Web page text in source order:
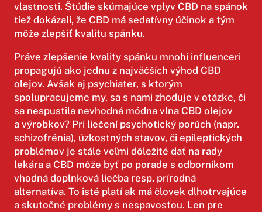
vlastnosti. Štúdie skúmajúce vplyv CBD na spánok
tiež dokázali, že CBD má sedatívny účinok a tým
môže zlepšiť kvalitu spánku.
Práve zlepšenie kvality spánku mnohí influenceri
propagujú ako jednu z najväčších výhod CBD
olejov. Avšak aj psychiater, s ktorým
spolupracujeme my, sa s nami zhoduje v otázke, či
sa nespustila nevhodná módna vlna CBD olejov
a výrobkov? Pri liečení psychotický porúch (napr.
schizofrénia), úzkostných stavov, či epileptických
problémov je stále veľmi dôležité dať na rady
lekára a CBD môže byť po porade s odborníkom
vhodná doplnková liečba resp. prírodná
alternatíva. To isté platí ak má človek dlhotrvajúce
a skutočné problémy s nespavosťou. Len pre